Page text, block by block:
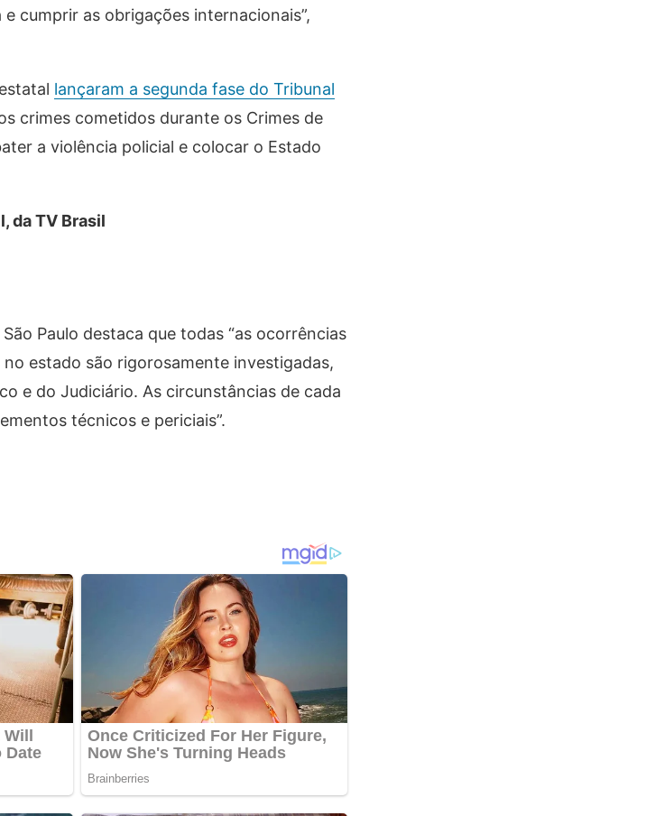
cumprir as obrigações internacionais”,
lançaram a segunda fase do Tribunal
crimes cometidos durante os Crimes de
a violência policial e colocar o Estado
da TV Brasil
Paulo destaca que todas “as ocorrências
estado são rigorosamente investigadas,
e do Judiciário. As circunstâncias de cada
técnicos e periciais”.